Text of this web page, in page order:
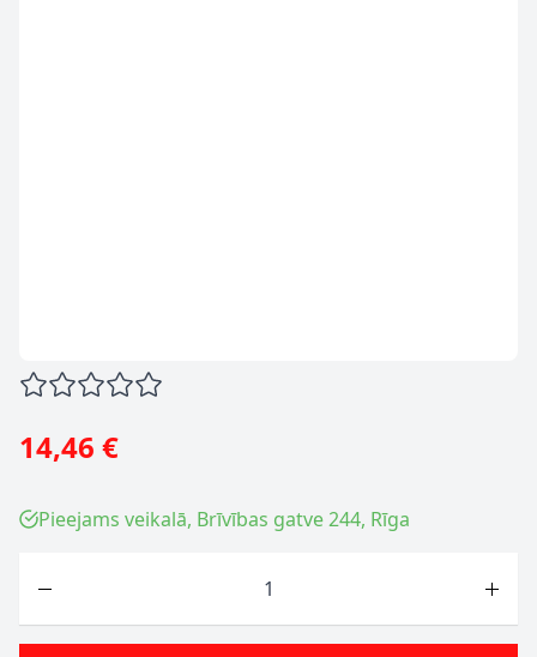
14,46 €
Pieejams veikalā, Brīvības gatve 244, Rīga